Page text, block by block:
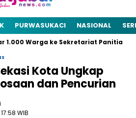
PURWASUKACI NASIONAL
Warga ke Sekretariat Panitia
Kota Ungkap
dan Pencurian
WIB